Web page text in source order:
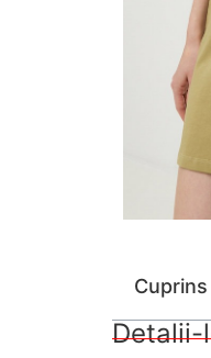
Cuprins
Detalii-